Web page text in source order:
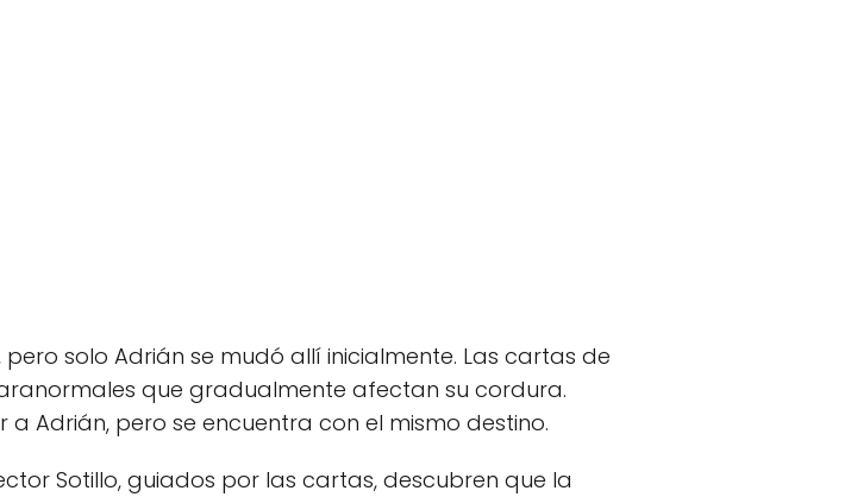
solo Adrián se mudó allí inicialmente. Las cartas de
que gradualmente afectan su cordura.
Adrián, pero se encuentra con el mismo destino.
Sotillo, guiados por las cartas, descubren que la